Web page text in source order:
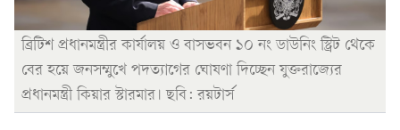
ব্রিটিশ প্রধানমন্ত্রীর কার্যালয় ও বাসভবন ১০ নং ডাউনিং স্ট্রিট থেকে
বের হয়ে জনসম্মুখে পদত্যাগের ঘোষণা দিচ্ছেন যুক্তরাজ্যের
প্রধানমন্ত্রী কিয়ার স্টারমার। ছবি: রয়টার্স